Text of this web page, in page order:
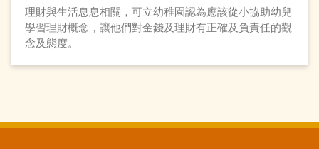
理財與生活息息相關，可立幼稚園認為應該從小協助幼兒
學習理財概念，讓他們對金錢及理財有正確及負責任的觀
念及態度。